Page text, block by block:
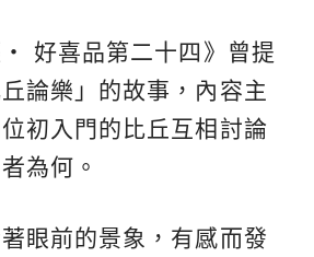
‧ 好喜品第二十四》曾提
論樂」的故事，內容主
初入門的比丘互相討論
為何。
眼前的景象，有感而發